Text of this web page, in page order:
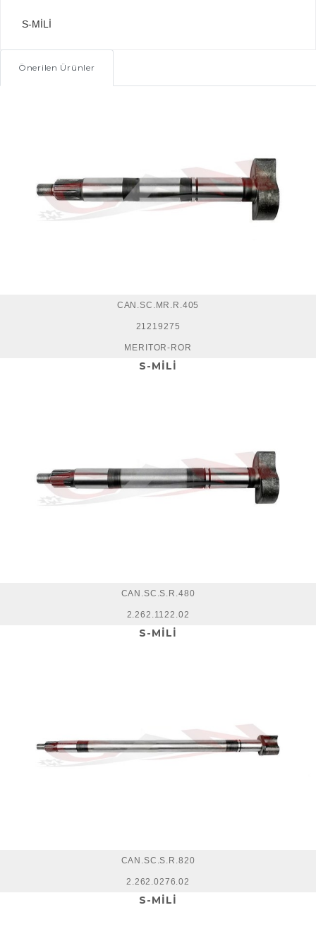
S-MİLİ
Önerilen Ürünler
CAN.SC.MR.R.405
21219275
MERITOR-ROR
S-MİLİ
CAN.SC.S.R.480
2.262.1122.02
S-MİLİ
CAN.SC.S.R.820
2.262.0276.02
S-MİLİ